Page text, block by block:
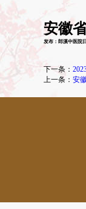
安徽
发布：郎溪中医院
下一条：
上一条： 安